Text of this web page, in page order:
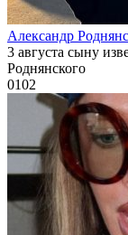
Александр
3 августа сыну
Роднянского
0102